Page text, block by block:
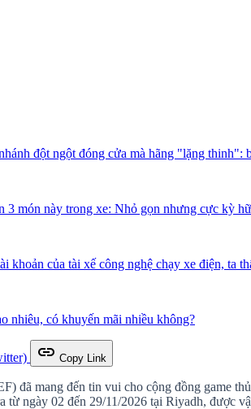
đột ngột đóng cửa mà hãng "lặng thinh":
3 món này trong xe: Nhỏ gọn nhưng cực kỳ
khoản của tài xế công nghệ chạy xe điện, ta
nhiêu, có khuyến mãi nhiều không?
link Copy Link
đã mang đến tin vui cho cộng đồng game
từ ngày 02 đến 29/11/2026 tại Riyadh, được